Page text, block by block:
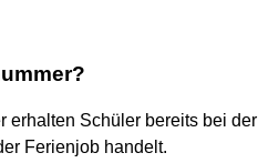
erhalten Schüler bereits bei der
Ferienjob handelt.